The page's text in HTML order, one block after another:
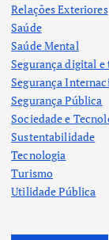
Relações Exteriores
Saúde
Saúde Mental
Segurança digital
Segurança
Segurança Pública
Sociedade e
Sustentabilidade
Tecnologia
Turismo
Utilidade Pública